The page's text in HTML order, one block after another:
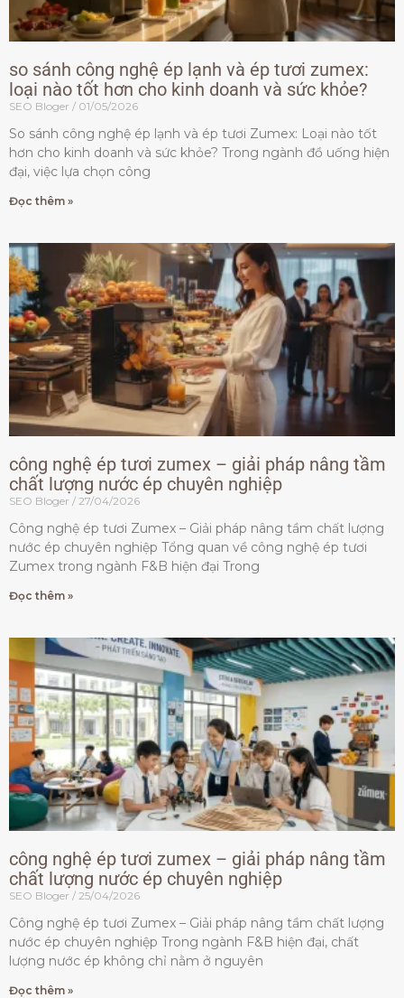
so sánh công nghệ ép lạnh và ép tươi zumex:
loại nào tốt hơn cho kinh doanh và sức khỏe?
SEO Bloger 01/05/2026
So sánh công nghệ ép lạnh và ép tươi Zumex: Loại nào tốt
hơn cho kinh doanh và sức khỏe? Trong ngành đồ uống hiện
đại, việc lựa chọn công
Đọc thêm »
công nghệ ép tươi zumex – giải pháp nâng tầm
chất lượng nước ép chuyên nghiệp
SEO Bloger 27/04/2026
Công nghệ ép tươi Zumex – Giải pháp nâng tầm chất lượng
nước ép chuyên nghiệp Tổng quan về công nghệ ép tươi
Zumex trong ngành F&B hiện đại Trong
Đọc thêm »
công nghệ ép tươi zumex – giải pháp nâng tầm
chất lượng nước ép chuyên nghiệp
SEO Bloger 25/04/2026
Công nghệ ép tươi Zumex – Giải pháp nâng tầm chất lượng
nước ép chuyên nghiệp Trong ngành F&B hiện đại, chất
lượng nước ép không chỉ nằm ở nguyên
Đọc thêm »